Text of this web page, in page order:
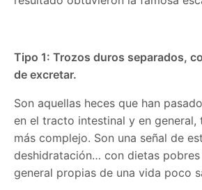
Tipo 1: Trozos duros separados,
de excretar.
Son aquellas heces que han
en el tracto intestinal y en general,
más complejo. Son una señal de
deshidratación… con dietas pobres
general propias de una vida poco